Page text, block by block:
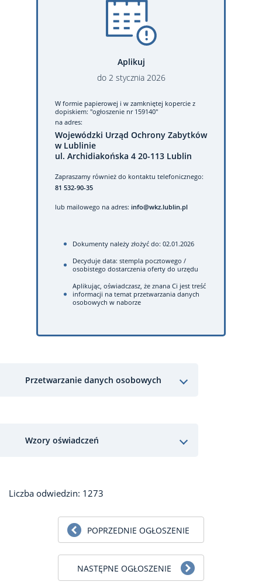
Aplikuj
do 2 stycznia 2026
W formie papierowej i w zamkniętej kopercie z
dopiskiem: "ogłoszenie nr 159140"
na adres:
Wojewódzki Urząd Ochrony Zabytków
w Lublinie
ul. Archidiakońska 4 20-113 Lublin
Zapraszamy również do kontaktu telefonicznego:
81 532-90-35
lub mailowego na adres: info@wkz.lublin.pl
Dokumenty należy złożyć do: 02.01.2026
Decyduje data: stempla pocztowego /
osobistego dostarczenia oferty do urzędu
Aplikując, oświadczasz, że znana Ci jest treść
informacji na temat przetwarzania danych
osobowych w naborze
Przetwarzanie danych osobowych
Wzory oświadczeń
Liczba odwiedzin: 1273
POPRZEDNIE OGŁOSZENIE
NASTĘPNE OGŁOSZENIE